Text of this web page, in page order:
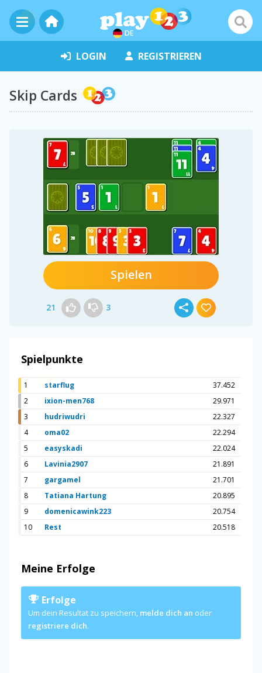
DE
LOGIN REGISTRIEREN
Skip Cards
Spielen
21 3
Spielpunkte
1 starflug
37.452
2
ixion-men768
29.971
3
hudriwudri
22.327
4
oma02
22.294
5
easyskadi
22.024
6
Lavinia2907
21.891
7
gargamel
21.701
8
Tatiana Hartung
20.895
9
domenicawink223
20.754
10
Rest 20.518
Meine Erfolge
Erfolge
Um dein Resultat zu speichern, melde dich an oder
registriere dich.